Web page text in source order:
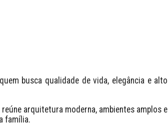
busca qualidade de vida, elegância e alto
arquitetura moderna, ambientes amplos e
família.